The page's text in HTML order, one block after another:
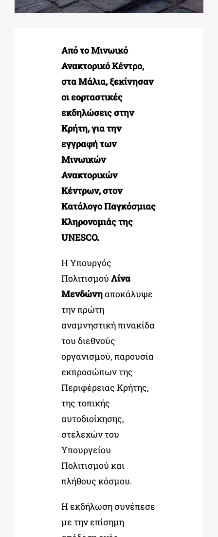
ΕΚΠΑΙΔΕΥΤΙΚΑ ΙΔΡΥΜΑΤΑ
ΠΟΛΙΤΙΣΤΙΚΟΙ ΦΟΡΕΙΣ
Από το Μινωικό
Ανακτορικό Κέντρο,
στα Μάλια, ξεκίνησαν
οι εορταστικές
εκδηλώσεις στην
Κρήτη, για την
εγγραφή των
Μινωικών
Ανακτορικών
Κέντρων, στον
Κατάλογο Παγκόσμιας
Κληρονομιάς της
UNESCO.
Η Υπουργός
Πολιτισμού Λίνα
Μενδώνηαποκάλυψε
την πρώτη
αναμνηστική πινακίδα
του διεθνούς
οργανισμού, παρουσία
εκπροσώπων της
Περιφέρειας Κρήτης,
της τοπικής
αυτοδιοίκησης,
στελεχών του
Υπουργείου
Πολιτισμού και
πλήθους κόσμου.
Η εκδήλωση συνέπεσε
με την επίσημη